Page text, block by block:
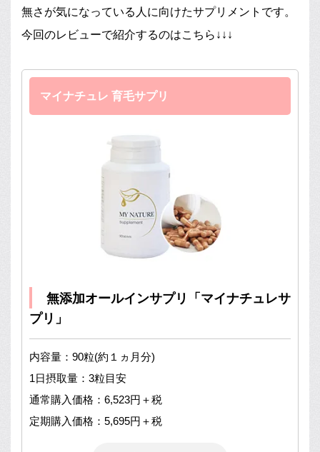
無さが気になっている人に向けたサプリメントです。
今回のレビューで紹介するのはこちら↓↓↓
マイナチュレ 育毛サプリ
無添加オールインサプリ「マイナチュレサ
プリ」
内容量：90粒(約１ヵ月分)
1日摂取量：3粒目安
通常購入価格：6,523円＋税
定期購入価格：5,695円＋税